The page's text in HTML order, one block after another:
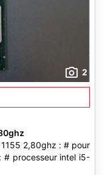
2
2,80ghz : # pour
# processeur intel i5-